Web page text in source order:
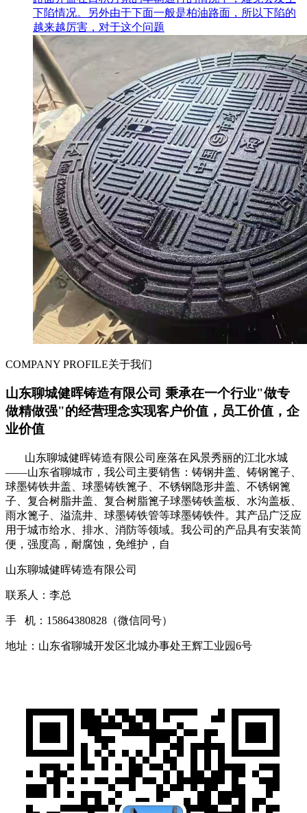
下陷情况。另外由于下面一般是柏油路面，所以下陷的
越来越厉害，对于这个问题
COMPANY PROFILE关于我们
山东聊城健晖铸造有限公司 秉承在一个行业"做专
做精做强"的经营理念实现客户价值，员工价值，企
业价值
山东聊城健晖铸造有限公司座落在风景秀丽的江北水城
——山东省聊城市，我公司主要销售：铸钢井盖、铸钢篦子、
球墨铸铁井盖、球墨铸铁篦子、不锈钢隐形井盖、不锈钢篦
子、复合树脂井盖、复合树脂篦子球墨铸铁盖板、水沟盖板、
雨水篦子、溢流井、球墨铸铁管等球墨铸铁件。其产品广泛应
用于城市给水、排水、消防等领域。我公司的产品具有安装简
便，强度高，耐腐蚀，免维护，自
山东聊城健晖铸造有限公司
联系人：李总
手 机：15864380828（微信同号）
地址：山东省聊城开发区北城办事处王辉工业园6号